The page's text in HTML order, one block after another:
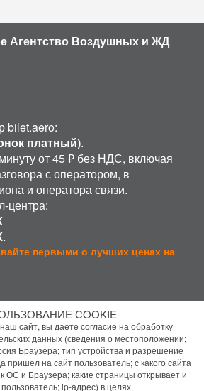
Агентство Воздушных и ЖД
bilet.aero:
платный).
от 45 ₽ без НДС, включая
с оператором, в
и оператора связи.
центра:
.
первыми о лучших ценах на
COOKIE
сайт, вы даете согласие на обработку
данных (сведения о местоположении;
Браузера; тип устройства и разрешение
пришел на сайт пользователь; с какого сайта
ОС и Браузера; какие страницы открывает и
ip-адрес) в целях